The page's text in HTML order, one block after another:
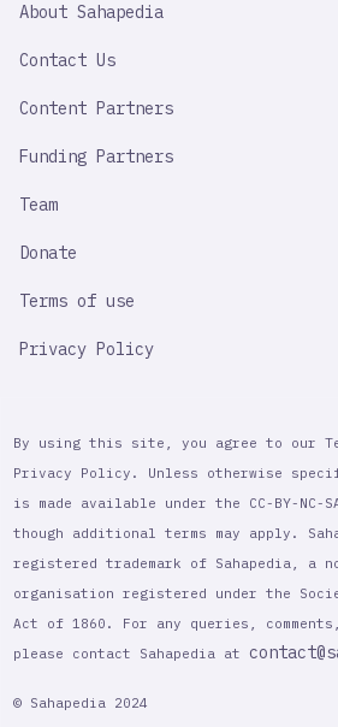
IMPORTANT
About Sahapedia
Contact Us
Content Partners
Funding Partners
Team
Donate
Terms of use
Privacy Policy
By using this site, you agree to our
Privacy Policy. Unless otherwise
is made available under the CC-BY-NC-
though additional terms may apply.
registered trademark of Sahapedia, a
organisation registered under the
Act of 1860. For any queries,
please contact Sahapedia at
© Sahapedia 2024